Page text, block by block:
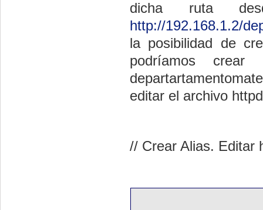
dicha ruta
http://192.168.1.2/
la posibilidad de
podríamos
editar el archivo
// Crear Alias. Editar